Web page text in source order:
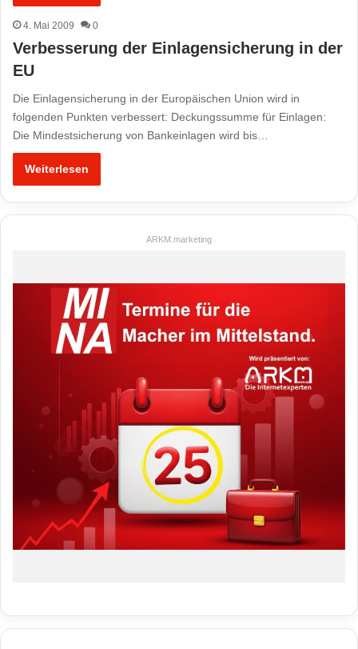
4. Mai 2009 0
Verbesserung der Einlagensicherung in der
EU
Die Einlagensicherung in der Europäischen Union wird in
folgenden Punkten verbessert: Deckungssumme für Einlagen:
Die Mindestsicherung von Bankeinlagen wird bis…
Weiterlesen
ARKM.marketing